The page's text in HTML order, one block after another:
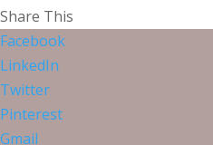
Share This
Facebook
LinkedIn
Twitter
Pinterest
Gmail